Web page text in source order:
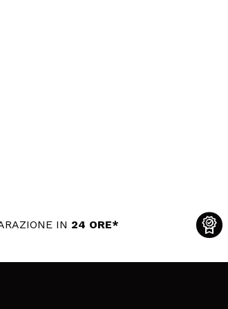
IN 24 ORE*